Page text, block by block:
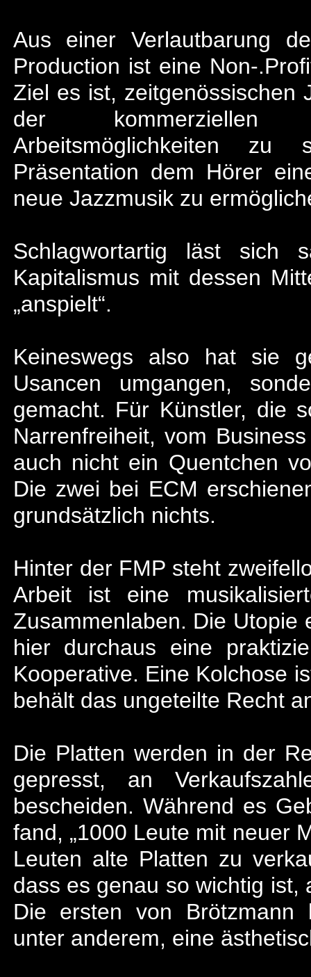
Aus einer Verlautbarung
Production ist eine Non-
Ziel es ist, zeitgenössischen
der kommerziellen
Arbeitsmöglichkeiten
Präsentation dem Hörer
neue Jazzmusik zu
Schlagwortartig läst sich
Kapitalismus mit dessen
„anspielt“.
Keineswegs also hat sie
Usancen umgangen,
gemacht. Für Künstler, die
Narrenfreiheit, vom
auch nicht ein Quentchen
Die zwei bei ECM
grundsätzlich nichts.
Hinter der FMP steht
Arbeit ist eine
Zusammenlaben. Die Utopie
hier durchaus eine
Kooperative. Eine Kolchose
behält das ungeteilte Recht
Die Platten werden in der
gepresst, an
bescheiden. Während es
fand, „1000 Leute mit neuer
Leuten alte Platten zu
dass es genau so wichtig ist,
Die ersten von Brötzmann
unter anderem, eine